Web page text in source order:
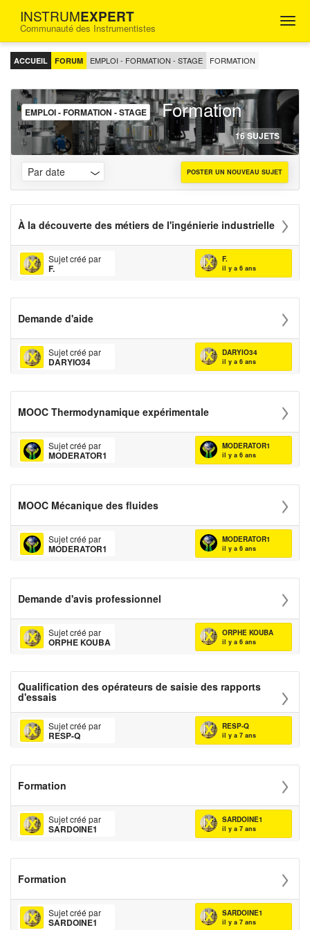
INSTRUMEXPERT
Communauté des Instrumentistes
FORUM
D'ENTRAIDE
POUR
INGÉNIEURS
INSTRUMENTISTES
ACCUEIL FORUM EMPLOI - FORMATION - STAGE FORMATION
EMPLOI - FORMATION - STAGE Formation
16 SUJETS
POSTER UN NOUVEAU SUJET
À la découverte des métiers de l'ingénierie industrielle
Sujet créé par
F.
F.
il y a 6 ans
Demande d'aide
Sujet créé par
DARYIO34
DARYIO34
il y a 6 ans
MOOC Thermodynamique expérimentale
Sujet créé par
MODERATOR1
MODERATOR1
il y a 6 ans
MOOC Mécanique des fluides
Sujet créé par
MODERATOR1
MODERATOR1
il y a 6 ans
Demande d'avis professionnel
Sujet créé par
ORPHE KOUBA
ORPHE KOUBA
il y a 6 ans
Qualification des opérateurs de saisie des rapports
d'essais
Sujet créé par
RESP-Q
RESP-Q
il y a 7 ans
Formation
Sujet créé par
SARDOINE1
SARDOINE1
il y a 7 ans
Formation
Sujet créé par
SARDOINE1
SARDOINE1
il y a 7 ans